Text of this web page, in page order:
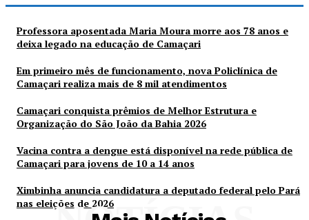
Professora aposentada Maria Moura morre aos 78 anos e
deixa legado na educação de Camaçari
Em primeiro mês de funcionamento, nova Policlínica de
Camaçari realiza mais de 8 mil atendimentos
Camaçari conquista prêmios de Melhor Estrutura e
Organização do São João da Bahia 2026
Vacina contra a dengue está disponível na rede pública de
Camaçari para jovens de 10 a 14 anos
Ximbinha anuncia candidatura a deputado federal pelo Pará
nas eleições de 2026